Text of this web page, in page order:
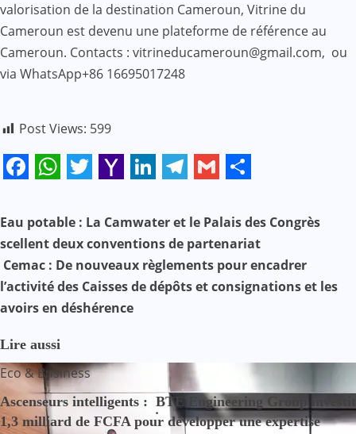
valorisation de la destination Cameroun, Vitrine du
Cameroun est devenu une plateforme de référence au
Cameroun. Contacts : vitrineducameroun@gmail.com, ou
via WhatsApp+86 16695017248
Post Views: 599
Mail
N
a
v
i
g
a
t
Eau potable : La Camwater et le Palais des Congrès
scellent deux conventions de partenariat
Cemac : De nouveaux règlements pour encadrer
l’activité des Caisses de dépôts et consignations et les
avoirs en déshérence
Lire aussi
Eco & Business
Ascenseurs intelligents : BTE Engineering Group investit
1,3 milliard de FCFA pour développer une expertise